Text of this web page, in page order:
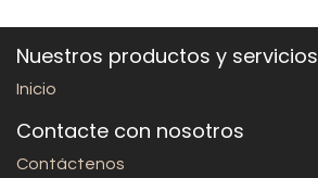
Nuestros productos y servicios
Inicio
Contacte con nosotros
Contáctenos